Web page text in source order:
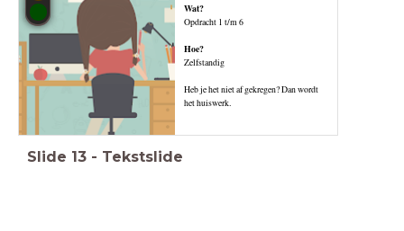
Wat?
Opdracht 1 t/m 6
Hoe?
Zelfstandig
Heb je het niet af gekregen? Dan wordt
het huiswerk.
Slide 13 - Tekstslide